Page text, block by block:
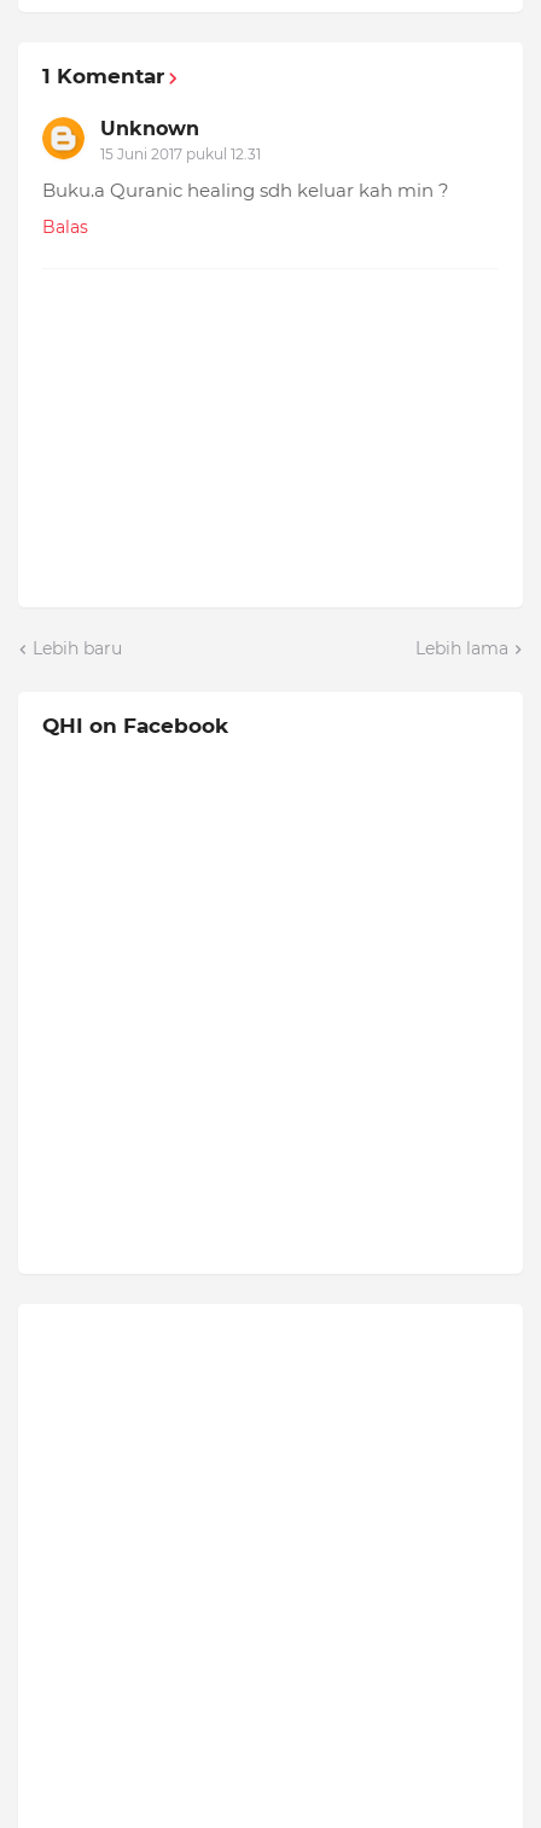
1 Komentar
Unknown
15 Juni 2017 pukul 12.31
Buku.a Quranic healing sdh keluar kah min ?
Balas
Lebih baru Lebih lama
QHI on Facebook